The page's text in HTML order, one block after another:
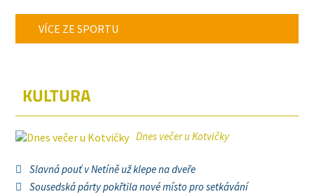
VÍCE ZE SPORTU
KULTURA
Dnes večer u Kotvičky
Slavná pouť v Netíně už klepe na dveře
Sousedská párty pokřtila nové místo pro setkávání